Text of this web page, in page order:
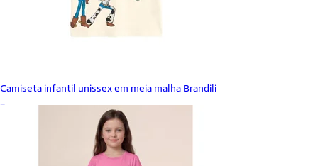
Camiseta infantil unissex em meia malha Brandili